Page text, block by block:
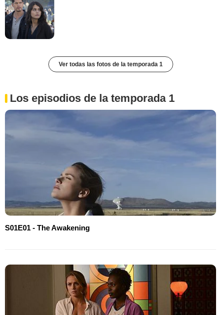
Ver todas las fotos de la temporada 1
Los episodios de la temporada 1
S01E01 - The Awakening